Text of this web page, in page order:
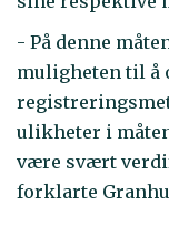
- På denne
muligheten til å
ulikheter i
være svært
forklarte